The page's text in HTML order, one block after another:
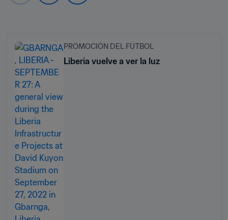
PROMOCIÓN DEL FÚTBOL
Liberia vuelve a ver la luz